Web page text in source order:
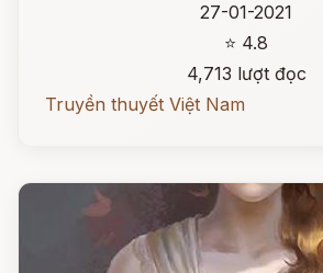
27-01-2021
⭐ 4.8
4,713 lượt đọc
Truyền thuyết Việt Nam